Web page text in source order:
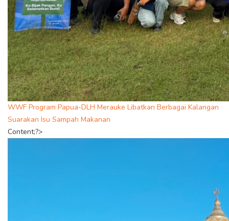
WWF Program Papua-DLH Merauke Libatkan Berbagai Kalangan
Suarakan Isu Sampah Makanan
Content;?>